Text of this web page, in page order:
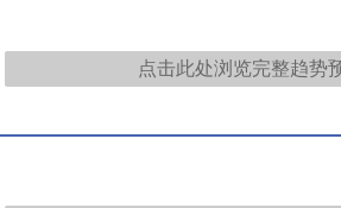
点击此处浏览完整趋势